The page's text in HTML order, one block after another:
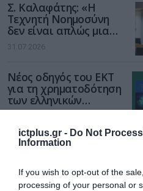
ictplus.gr - Do Not
Information
If you wish to opt-out of the
processing of your personal or
Σ. Καλαφάτης: «Η
Τεχνητή Νοημοσύνη
δεν είναι απλώς μια
νέα τεχνολογία, είναι
μια νέα βιομηχανική
31.07.2026
Νέος οδηγός του ΕΚΤ
για τη χρηματοδότηση
των ελληνικών
επιχειρήσεων στον
Η πιο ταξιδιάρικη
καλοκαιριού έχει την
υπογραφή της Xiaomi
31.07.2026